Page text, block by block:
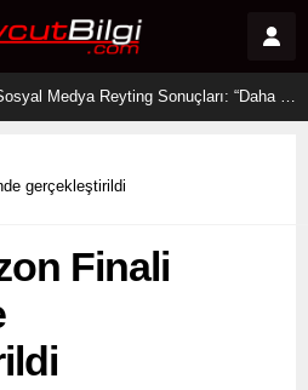
2 Ağustos 2026 Sosyal Medya Reyting Sonuçları: “Daha 17” Ekranlara Ambargo Koydu!
gerçekleştirildi
Finali